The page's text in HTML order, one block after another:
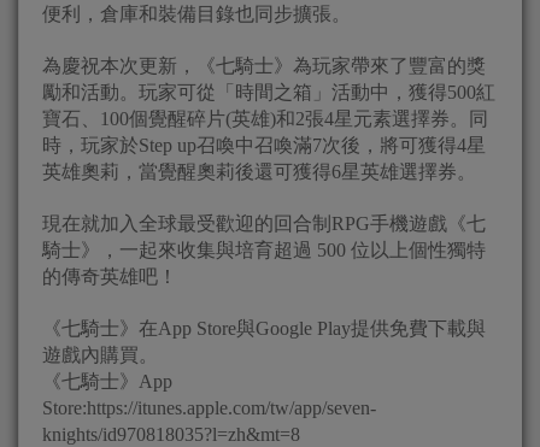
便利，倉庫和裝備目錄也同步擴張。
為慶祝本次更新，《七騎士》為玩家帶來了豐富的獎
勵和活動。玩家可從「時間之箱」活動中，獲得500紅
寶石、100個覺醒碎片(英雄)和2張4星元素選擇券。同
時，玩家於Step up召喚中召喚滿7次後，將可獲得4星
英雄奧莉，當覺醒奧莉後還可獲得6星英雄選擇券。
現在就加入全球最受歡迎的回合制RPG手機遊戲《七
騎士》，一起來收集與培育超過 500 位以上個性獨特
的傳奇英雄吧！
《七騎士》在App Store與Google Play提供免費下載與
遊戲內購買。
《七騎士》App
Store:https://itunes.apple.com/tw/app/seven-
knights/id970818035?l=zh&mt=8